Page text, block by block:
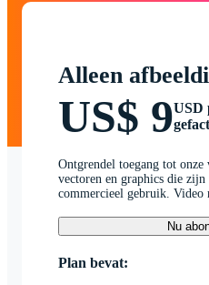
Alleen
US$ 9USD
Ontgrendel toegang tot
vectoren en graphics die
commercieel gebruik. Video
Nu
Plan bevat: